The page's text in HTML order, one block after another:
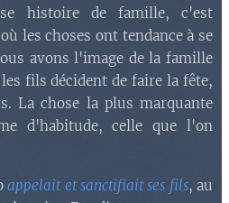
histoire de famille, c'est
les choses ont tendance à se
avons l'image de la famille
fils décident de faire la fête,
La chose la plus marquante
d'habitude, celle que l'on
appelait et sanctifiait ses fils, au